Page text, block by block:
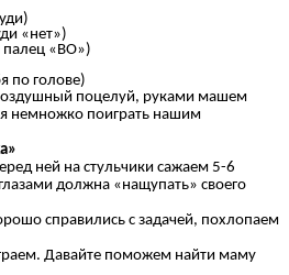
«нет»)
«ВО»)
по голове)
поцелуй, руками машем
немножко поиграть нашим
ней на стульчики сажаем 5-6
должна «нащупать» своего
справились с задачей, похлопаем
Давайте поможем найти маму